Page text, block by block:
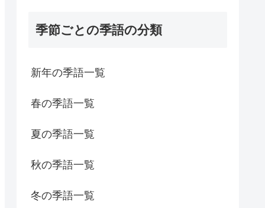
季節ごとの季語の分類
新年の季語一覧
春の季語一覧
夏の季語一覧
秋の季語一覧
冬の季語一覧